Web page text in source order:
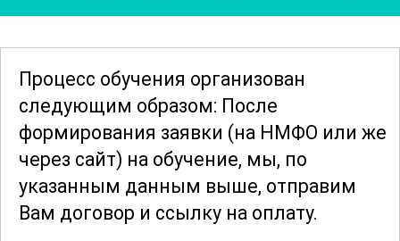
рассматриваются правовые аспекты и
деятельность медицинских
организаций в области профилактики
ИСМП.
По завершении курса участники смогут
эффективно применять полученные
знания и навыки на практике,
Процесс обучения организован
следующим образом: После
формирования заявки (на НМФО или же
через сайт) на обучение, мы, по
указанным данным выше, отправим
Вам договор и ссылку на оплату.